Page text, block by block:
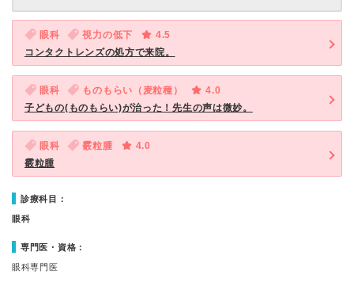
眼科 視力の低下
4.5
コンタクトレンズの処方で来院。
眼科 ものもらい（麦粒種）
4.0
子どもの(ものもらい)が治った！先生の声は微妙。
眼科 霰粒腫
4.0
霰粒腫
診療科目：
眼科
専門医・資格：
眼科専門医